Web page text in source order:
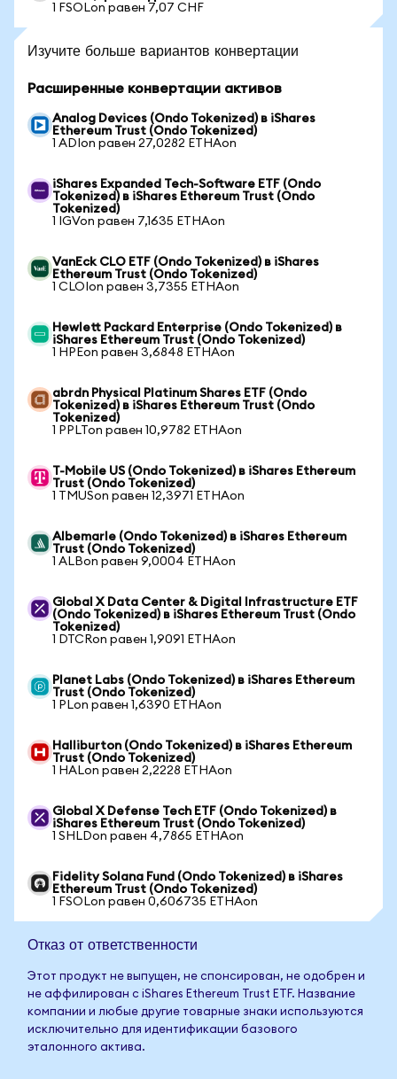
1 FSOLon равен 7,07 CHF
Изучите больше вариантов конвертации
Расширенные конвертации активов
Analog Devices (Ondo Tokenized) в iShares
Ethereum Trust (Ondo Tokenized)
1 ADIon равен 27,0282 ETHAon
iShares Expanded Tech-Software ETF (Ondo
Tokenized) в iShares Ethereum Trust (Ondo
Tokenized)
1 IGVon равен 7,1635 ETHAon
VanEck CLO ETF (Ondo Tokenized) в iShares
Ethereum Trust (Ondo Tokenized)
1 CLOIon равен 3,7355 ETHAon
Hewlett Packard Enterprise (Ondo Tokenized) в
iShares Ethereum Trust (Ondo Tokenized)
1 HPEon равен 3,6848 ETHAon
abrdn Physical Platinum Shares ETF (Ondo
Tokenized) в iShares Ethereum Trust (Ondo
Tokenized)
1 PPLTon равен 10,9782 ETHAon
T-Mobile US (Ondo Tokenized) в iShares Ethereum
Trust (Ondo Tokenized)
1 TMUSon равен 12,3971 ETHAon
Albemarle (Ondo Tokenized) в iShares Ethereum
Trust (Ondo Tokenized)
1 ALBon равен 9,0004 ETHAon
Global X Data Center & Digital Infrastructure ETF
(Ondo Tokenized) в iShares Ethereum Trust (Ondo
Tokenized)
1 DTCRon равен 1,9091 ETHAon
Planet Labs (Ondo Tokenized) в iShares Ethereum
Trust (Ondo Tokenized)
1 PLon равен 1,6390 ETHAon
Halliburton (Ondo Tokenized) в iShares Ethereum
Trust (Ondo Tokenized)
1 HALon равен 2,2228 ETHAon
Global X Defense Tech ETF (Ondo Tokenized) в
iShares Ethereum Trust (Ondo Tokenized)
1 SHLDon равен 4,7865 ETHAon
Fidelity Solana Fund (Ondo Tokenized) в iShares
Ethereum Trust (Ondo Tokenized)
1 FSOLon равен 0,606735 ETHAon
Отказ от ответственности
Этот продукт не выпущен, не спонсирован, не одобрен и
не аффилирован с iShares Ethereum Trust ETF. Название
компании и любые другие товарные знаки используются
исключительно для идентификации базового
эталонного актива.